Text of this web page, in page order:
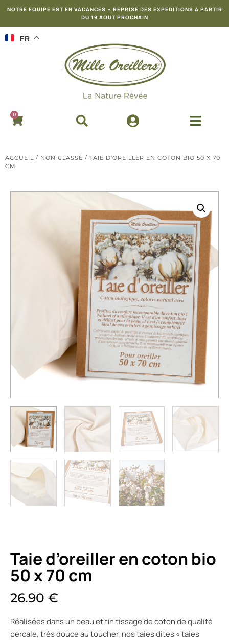
NOTRE EQUIPE EST EN VACANCES • REPRISE DES EXPEDITIONS A PARTIR
DU 19 AOUT PROCHAIN
FR
0
ACCUEIL / NON CLASSÉ / TAIE D’OREILLER EN COTON BIO 50 X 70
CM
Taie d’oreiller en coton bio
50 x 70 cm
26.90 €
Réalisées dans un beau et fin tissage de coton de qualité
percale, très douce au toucher, nos taies dites « taies